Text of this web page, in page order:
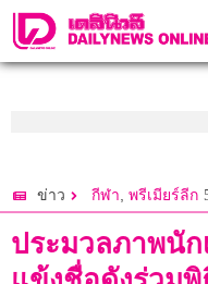
ข่าว กีฬา, พรีเมียร์ลีก
ประมวลภาพนัก